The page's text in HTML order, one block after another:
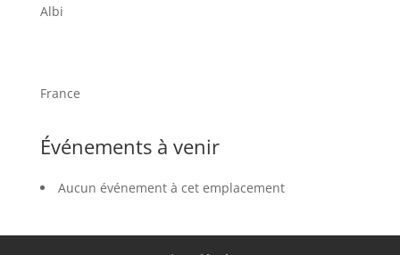
Albi
France
Événements à venir
Aucun événement à cet emplacement